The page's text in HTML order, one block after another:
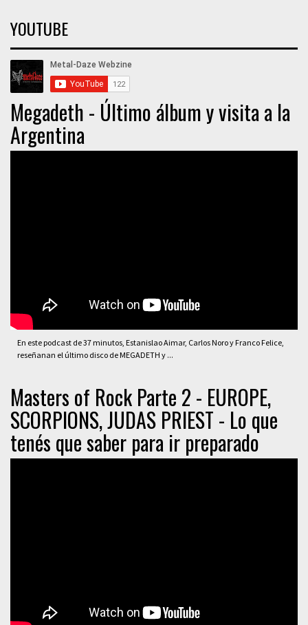
YOUTUBE
Megadeth - Último álbum y visita a la
Argentina
En este podcast de 37 minutos, Estanislao Aimar, Carlos Noro y Franco Felice,
reseñanan el último disco de MEGADETH y ...
Masters of Rock Parte 2 - EUROPE,
SCORPIONS, JUDAS PRIEST - Lo que
tenés que saber para ir preparado